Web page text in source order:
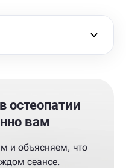
остеопатии
вам
и объясняем, что
сеансе.